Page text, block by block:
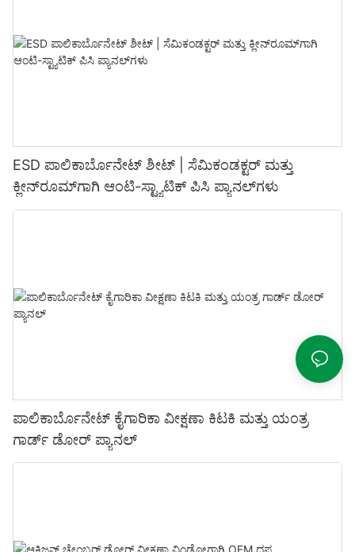
ESD ಪಾಲಿಕಾರ್ಬೊನೇಟ್ ಶೀಟ್ | ಸೆಮಿಕಂಡಕ್ಟರ್ ಮತ್ತು
ಕ್ಲೀನ್‌ರೂಮ್‌ಗಾಗಿ ಆಂಟಿ-ಸ್ಟ್ಯಾಟಿಕ್ ಪಿಸಿ ಪ್ಯಾನಲ್‌ಗಳು
ಪಾಲಿಕಾರ್ಬೊನೇಟ್ ಕೈಗಾರಿಕಾ ವೀಕ್ಷಣಾ ಕಿಟಕಿ ಮತ್ತು ಯಂತ್ರ
ಗಾರ್ಡ್ ಡೋರ್ ಪ್ಯಾನಲ್